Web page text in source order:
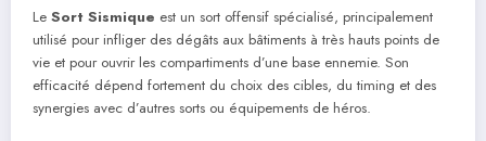
Le Sort Sismique est un sort offensif spécialisé, principalement
utilisé pour infliger des dégâts aux bâtiments à très hauts points de
vie et pour ouvrir les compartiments d’une base ennemie. Son
efficacité dépend fortement du choix des cibles, du timing et des
synergies avec d’autres sorts ou équipements de héros.